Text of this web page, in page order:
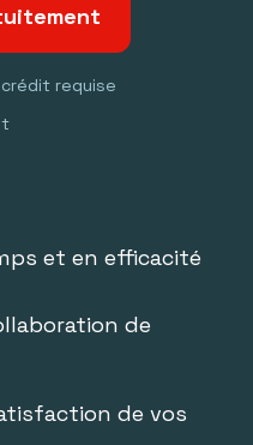
requise
et en efficacité
de
de vos